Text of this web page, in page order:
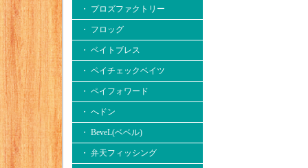
・ プロズファクトリー
・ フロッグ
・ ベイトブレス
・ ペイチェックベイツ
・ ペイフォワード
・ へドン
・ BeveL(ベベル)
・ 弁天フィッシング